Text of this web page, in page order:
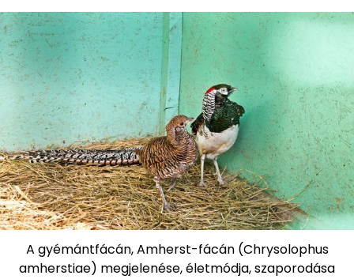
A gyémántfácán, Amherst-fácán (Chrysolophus
amherstiae) megjelenése, életmódja, szaporodása